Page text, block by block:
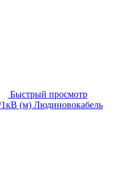
Быстрый просмотр
(м) Людиновокабель